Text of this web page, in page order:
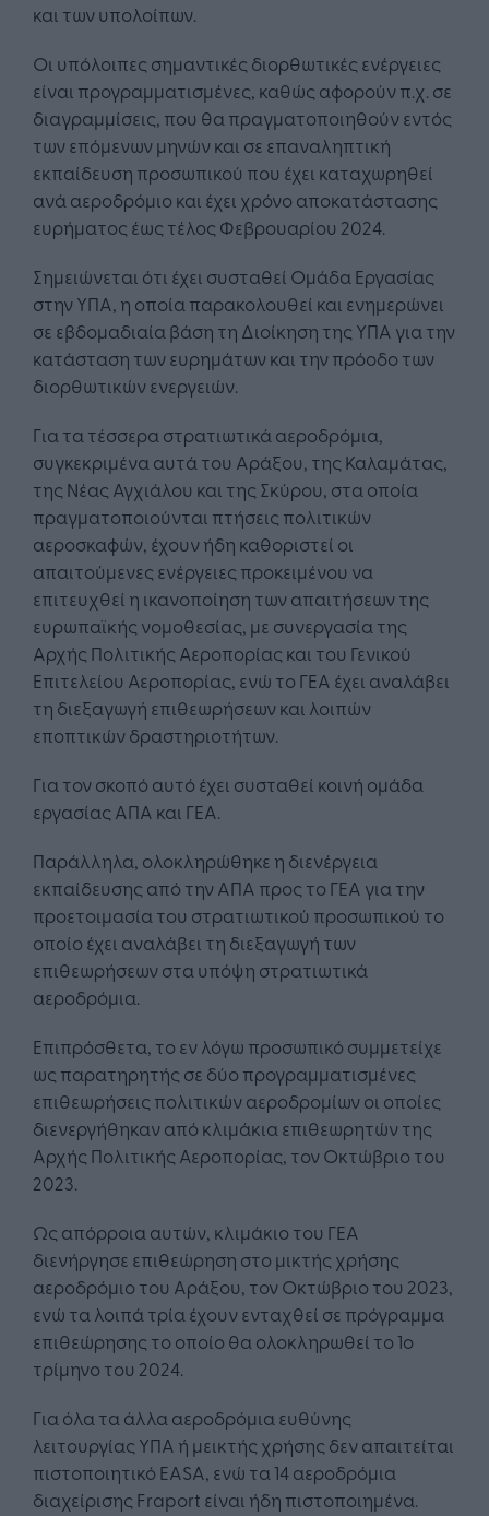
και των υπολοίπων.
Οι υπόλοιπες σημαντικές διορθωτικές ενέργειες
είναι προγραμματισμένες, καθώς αφορούν π.χ. σε
διαγραμμίσεις, που θα πραγματοποιηθούν εντός
των επόμενων μηνών και σε επαναληπτική
εκπαίδευση προσωπικού που έχει καταχωρηθεί
ανά αεροδρόμιο και έχει χρόνο αποκατάστασης
ευρήματος έως τέλος Φεβρουαρίου 2024.
Σημειώνεται ότι έχει συσταθεί Ομάδα Εργασίας
στην ΥΠΑ, η οποία παρακολουθεί και ενημερώνει
σε εβδομαδιαία βάση τη Διοίκηση της ΥΠΑ για την
κατάσταση των ευρημάτων και την πρόοδο των
διορθωτικών ενεργειών.
Για τα τέσσερα στρατιωτικά αεροδρόμια,
συγκεκριμένα αυτά του Αράξου, της Καλαμάτας,
της Νέας Αγχιάλου και της Σκύρου, στα οποία
πραγματοποιούνται πτήσεις πολιτικών
αεροσκαφών, έχουν ήδη καθοριστεί οι
απαιτούμενες ενέργειες προκειμένου να
επιτευχθεί η ικανοποίηση των απαιτήσεων της
ευρωπαϊκής νομοθεσίας, με συνεργασία της
Αρχής Πολιτικής Αεροπορίας και του Γενικού
Επιτελείου Αεροπορίας, ενώ το ΓΕΑ έχει αναλάβει
τη διεξαγωγή επιθεωρήσεων και λοιπών
εποπτικών δραστηριοτήτων.
Για τον σκοπό αυτό έχει συσταθεί κοινή ομάδα
εργασίας ΑΠΑ και ΓΕΑ.
Παράλληλα, ολοκληρώθηκε η διενέργεια
εκπαίδευσης από την ΑΠΑ προς το ΓΕΑ για την
προετοιμασία του στρατιωτικού προσωπικού το
οποίο έχει αναλάβει τη διεξαγωγή των
επιθεωρήσεων στα υπόψη στρατιωτικά
αεροδρόμια.
Επιπρόσθετα, το εν λόγω προσωπικό συμμετείχε
ως παρατηρητής σε δύο προγραμματισμένες
επιθεωρήσεις πολιτικών αεροδρομίων οι οποίες
διενεργήθηκαν από κλιμάκια επιθεωρητών της
Αρχής Πολιτικής Αεροπορίας, τον Οκτώβριο του
2023.
Ως απόρροια αυτών, κλιμάκιο του ΓΕΑ
διενήργησε επιθεώρηση στο μικτής χρήσης
αεροδρόμιο του Αράξου, τον Οκτώβριο του 2023,
ενώ τα λοιπά τρία έχουν ενταχθεί σε πρόγραμμα
επιθεώρησης το οποίο θα ολοκληρωθεί το 1ο
τρίμηνο του 2024.
Για όλα τα άλλα αεροδρόμια ευθύνης
λειτουργίας ΥΠΑ ή μεικτής χρήσης δεν απαιτείται
πιστοποιητικό EASA, ενώ τα 14 αεροδρόμια
διαχείρισης Fraport είναι ήδη πιστοποιημένα.